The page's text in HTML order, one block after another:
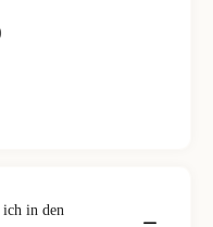
ich in den